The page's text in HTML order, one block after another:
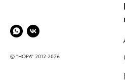
© "НОРА" 2012-2026